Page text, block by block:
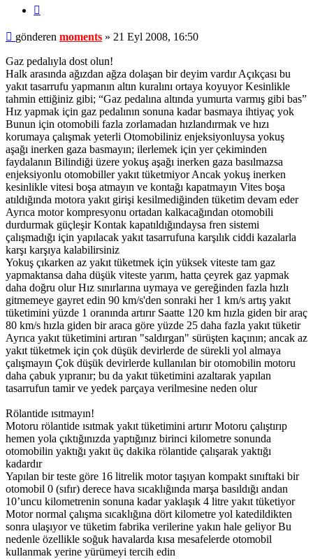
Mesaj
gönderen moments » 21 Eyl 2008, 16:50
Gaz pedalıyla dost olun!
Halk arasında ağızdan ağza dolaşan bir deyim vardır Açıkçası bu
yakıt tasarrufu yapmanın altın kuralını ortaya koyuyor Kesinlikle
tahmin ettiğiniz gibi; “Gaz pedalına altında yumurta varmış gibi bas”
Hız yapmak için gaz pedalının sonuna kadar basmaya ihtiyaç yok
Bunun için otomobili fazla zorlamadan hızlandırmak ve hızı
korumaya çalışmak yeterli Otomobiliniz enjeksiyonluysa yokuş
aşağı inerken gaza basmayın; ilerlemek için yer çekiminden
faydalanın Bilindiği üzere yokuş aşağı inerken gaza basılmazsa
enjeksiyonlu otomobiller yakıt tüketmiyor Ancak yokuş inerken
kesinlikle vitesi boşa atmayın ve kontağı kapatmayın Vites boşa
atıldığında motora yakıt girişi kesilmediğinden tüketim devam eder
Ayrıca motor kompresyonu ortadan kalkacağından otomobili
durdurmak güçleşir Kontak kapatıldığındaysa fren sistemi
çalışmadığı için yapılacak yakıt tasarrufuna karşılık ciddi kazalarla
karşı karşıya kalabilirsiniz
Yokuş çıkarken az yakıt tüketmek için yüksek viteste tam gaz
yapmaktansa daha düşük viteste yarım, hatta çeyrek gaz yapmak
daha doğru olur Hız sınırlarına uymaya ve gereğinden fazla hızlı
gitmemeye gayret edin 90 km/s'den sonraki her 1 km/s artış yakıt
tüketimini yüzde 1 oranında artırır Saatte 120 km hızla giden bir araç
80 km/s hızla giden bir araca göre yüzde 25 daha fazla yakıt tüketir
Ayrıca yakıt tüketimini artıran "saldırgan" sürüşten kaçının; ancak az
yakıt tüketmek için çok düşük devirlerde de sürekli yol almaya
çalışmayın Çok düşük devirlerde kullanılan bir otomobilin motoru
daha çabuk yıpranır; bu da yakıt tüketimini azaltarak yapılan
tasarrufun tamir ve yedek parçaya verilmesine neden olur
Rölantide ısıtmayın!
Motoru rölantide ısıtmak yakıt tüketimini artırır Motoru çalıştırıp
hemen yola çıktığınızda yaptığınız birinci kilometre sonunda
otomobilin yaktığı yakıt üç dakika rölantide çalışarak yaktığı
kadardır
Yapılan bir teste göre 16 litrelik motor taşıyan kompakt sınıftaki bir
otomobil 0 (sıfır) derece hava sıcaklığında marşa basıldığı andan
10’uncu kilometrenin sonuna kadar yaklaşık 4 litre yakıt tüketiyor
Motor normal çalışma sıcaklığına dört kilometre yol katedildikten
sonra ulaşıyor ve tüketim fabrika verilerine yakın hale geliyor Bu
nedenle özellikle soğuk havalarda kısa mesafelerde otomobil
kullanmak yerine yürümeyi tercih edin